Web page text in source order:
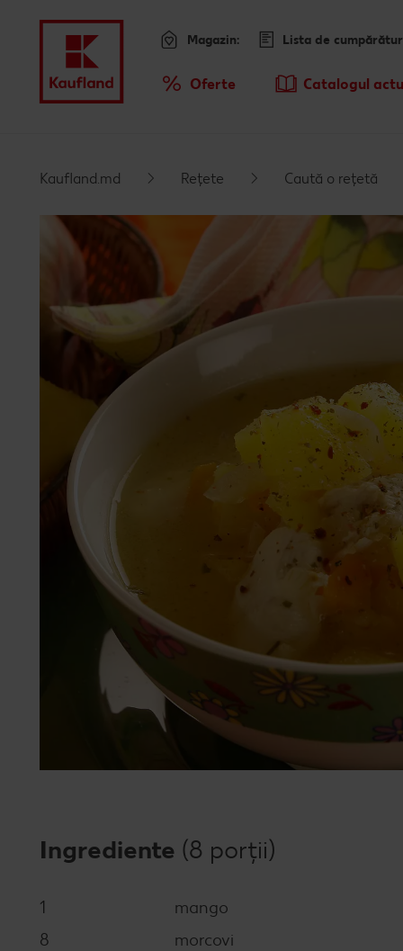
Meniu Oferte Catalogul
Magazin: Lista de
Kaufland.md Rețete Caută o rețetă
Ingrediente (8 porții)
1
mango
8
morcovi